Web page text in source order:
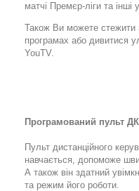
матчі Премєр-ліги та інші
Також Ви можете стежити
програмах або дивитися
YouTV.
Програмований пульт ДК
Пульт дистанційного
навчається, допоможе
А також він здатний
та режим його роботи.